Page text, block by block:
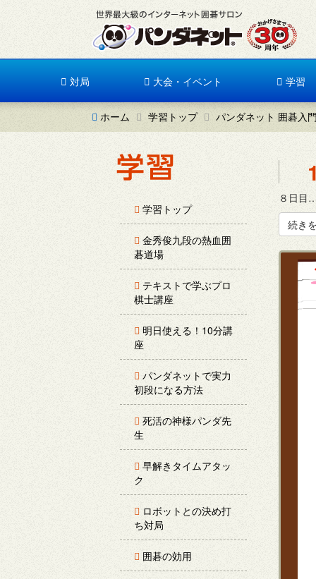
対局 大会・イベント 学習
ホーム 学習トップ パンダネット 囲碁入
学習トップ
金秀俊九段の熱血囲
碁道場
テキストで学ぶプロ
棋士講座
明日使える！10分講
座
パンダネットで実力
初段になる方法
死活の神様パンダ先
生
早解きタイムアタッ
ク
ロボットとの決め打
ち対局
囲碁の効用
８日目
続き